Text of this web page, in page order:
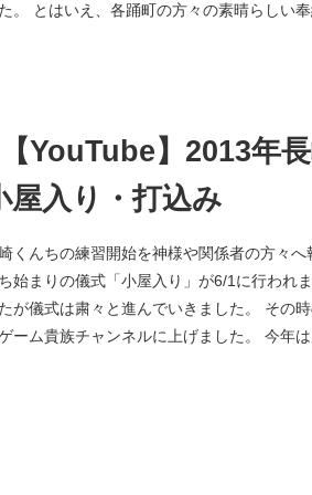
とした巨体に二本付きだした尻ビレ、赤く大
。 とはいえ、各踊町の方々の素晴らしい
ができとても今年もたいへん充実したおく
【YouTube】2013年
屋入り・打込み
くんちの練習開始を神様や関係者の方々へ
始まりの儀式「小屋入り」が6/1に行われ
が儀式は粛々と進んでいきました。 その
ーム貴族チャンネルに上げました。 今年は